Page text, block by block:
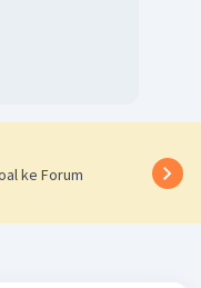
ke Forum